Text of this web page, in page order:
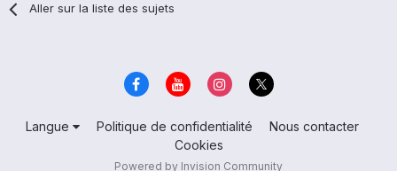
Aller sur la liste des sujets
Langue Politique de confidentialité
Nous contacter
Cookies
Powered by Invision Community